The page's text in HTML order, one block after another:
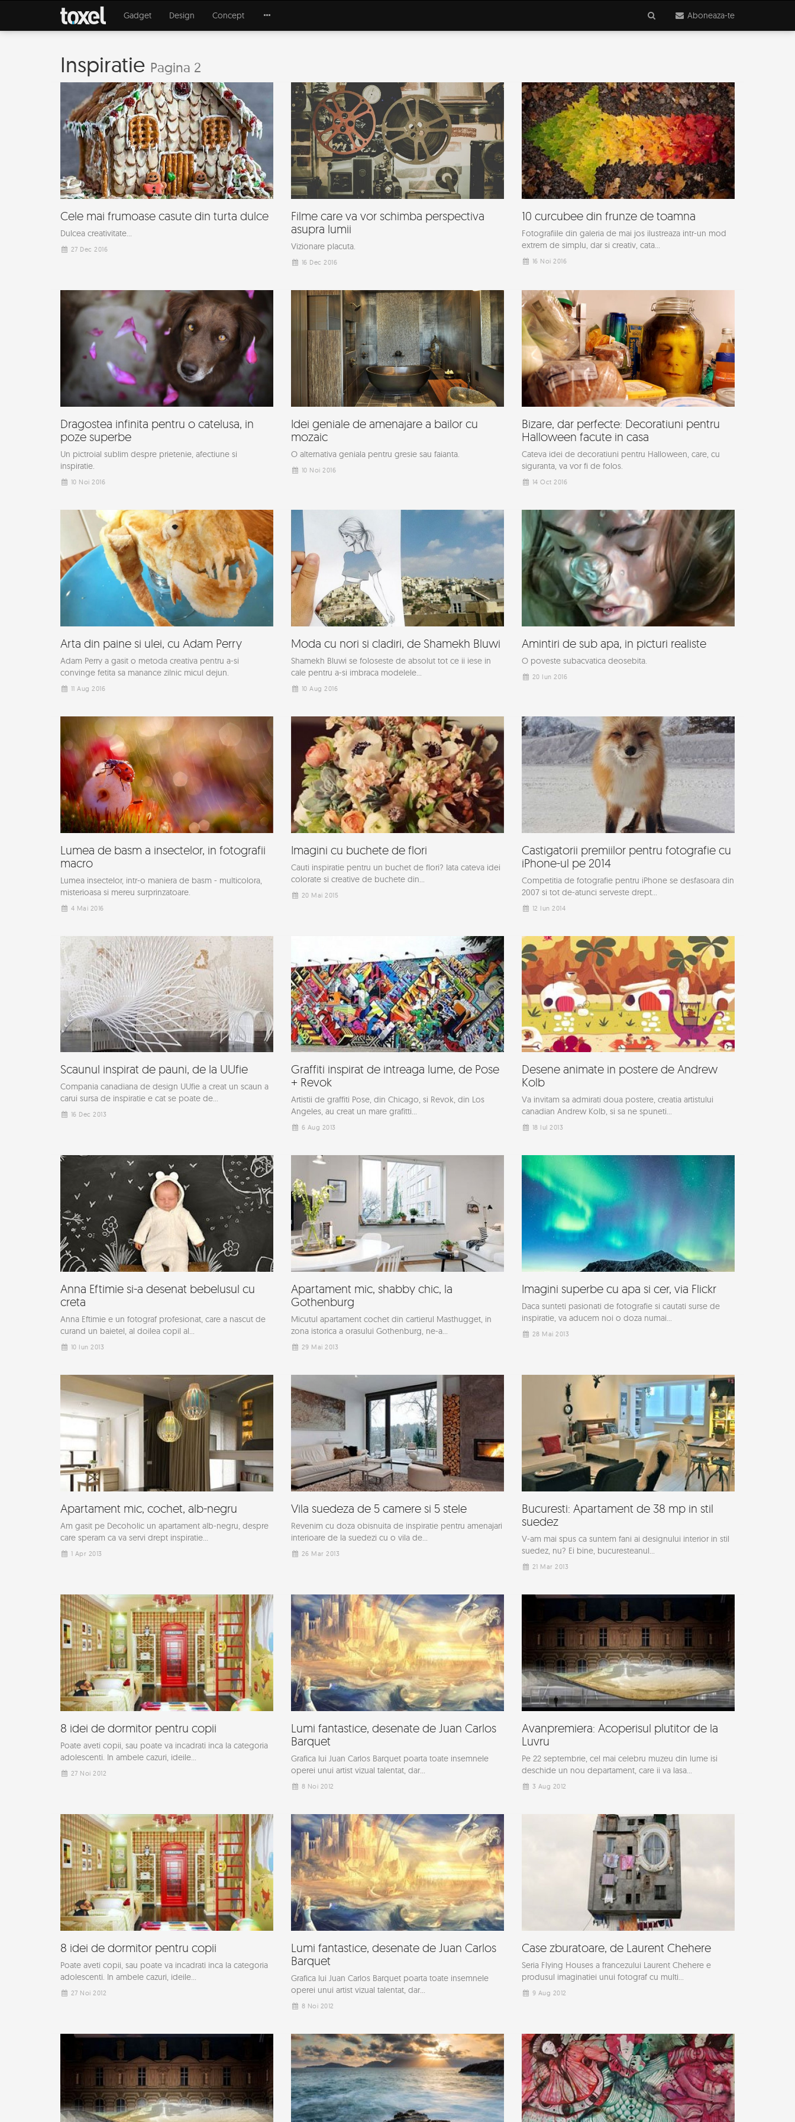
Aboneaza-te
Gadget Design Concept
Inspiratie Pagina 2
Cele mai frumoase casute din turta dulce
Dulcea creativitate...
27 Dec 2016
Filme care va vor schimba perspectiva
asupra lumii
Vizionare placuta.
16 Dec 2016
10 curcubee din frunze de toamna
Fotografiile din galeria de mai jos ilustreaza intr-un mod
extrem de simplu, dar si creativ, cata...
16 Noi 2016
Dragostea infinita pentru o catelusa, in
poze superbe
Un pictroial sublim despre prietenie, afectiune si
inspiratie.
10 Noi 2016
Idei geniale de amenajare a bailor cu
mozaic
O alternativa geniala pentru gresie sau faianta.
10 Noi 2016
Bizare, dar perfecte: Decoratiuni pentru
Halloween facute in casa
Cateva idei de decoratiuni pentru Halloween, care, cu
siguranta, va vor fi de folos.
14 Oct 2016
Arta din paine si ulei, cu Adam Perry
Adam Perry a gasit o metoda creativa pentru a-si
convinge fetita sa manance zilnic micul dejun.
11 Aug 2016
Moda cu nori si cladiri, de Shamekh Bluwi
Shamekh Bluwi se foloseste de absolut tot ce ii iese in
cale pentru a-si imbraca modelele...
10 Aug 2016
Amintiri de sub apa, in picturi realiste
O poveste subacvatica deosebita.
20 Iun 2016
Lumea de basm a insectelor, in fotografii
macro
Lumea insectelor, intr-o maniera de basm - multicolora,
misterioasa si mereu surprinzatoare.
4 Mai 2016
Imagini cu buchete de flori
Cauti inspiratie pentru un buchet de flori? Iata cateva idei
colorate si creative de buchete din...
20 Mai 2015
Castigatorii premiilor pentru fotografie cu
iPhone-ul pe 2014
Competitia de fotografie pentru iPhone se desfasoara din
2007 si tot de-atunci serveste drept...
12 Iun 2014
Scaunul inspirat de pauni, de la UUfie
Compania canadiana de design UUfie a creat un scaun a
carui sursa de inspiratie e cat se poate de...
16 Dec 2013
Graffiti inspirat de intreaga lume, de Pose
+ Revok
Artistii de graffiti Pose, din Chicago, si Revok, din Los
Angeles, au creat un mare grafitti...
6 Aug 2013
Desene animate in postere de Andrew
Kolb
Va invitam sa admirati doua postere, creatia artistului
canadian Andrew Kolb, si sa ne spuneti...
18 Iul 2013
Anna Eftimie si-a desenat bebelusul cu
creta
Anna Eftimie e un fotograf profesionat, care a nascut de
curand un baietel, al doilea copil al...
10 Iun 2013
Apartament mic, shabby chic, la
Gothenburg
Micutul apartament cochet din cartierul Masthugget, in
zona istorica a orasului Gothenburg, ne-a...
29 Mai 2013
Imagini superbe cu apa si cer, via Flickr
Daca sunteti pasionati de fotografie si cautati surse de
inspiratie, va aducem noi o doza numai...
28 Mai 2013
Apartament mic, cochet, alb-negru
Am gasit pe Decoholic un apartament alb-negru, despre
care speram ca va servi drept inspiratie...
1 Apr 2013
Vila suedeza de 5 camere si 5 stele
Revenim cu doza obisnuita de inspiratie pentru amenajari
interioare de la suedezi cu o vila de...
26 Mar 2013
Bucuresti: Apartament de 38 mp in stil
suedez
V-am mai spus ca suntem fani ai designului interior in stil
suedez, nu? Ei bine, bucuresteanul...
21 Mar 2013
8 idei de dormitor pentru copii
Poate aveti copii, sau poate va incadrati inca la categoria
adolescenti. In ambele cazuri, ideile...
27 Noi 2012
Lumi fantastice, desenate de Juan Carlos
Barquet
Grafica lui Juan Carlos Barquet poarta toate insemnele
operei unui artist vizual talentat, dar...
8 Noi 2012
Avanpremiera: Acoperisul plutitor de la
Luvru
Pe 22 septembrie, cel mai celebru muzeu din lume isi
deschide un nou departament, care ii va lasa...
3 Aug 2012
8 idei de dormitor pentru copii
Poate aveti copii, sau poate va incadrati inca la categoria
adolescenti. In ambele cazuri, ideile...
27 Noi 2012
Lumi fantastice, desenate de Juan Carlos
Barquet
Grafica lui Juan Carlos Barquet poarta toate insemnele
operei unui artist vizual talentat, dar...
8 Noi 2012
Case zburatoare, de Laurent Chehere
Seria Flying Houses a francezului Laurent Chehere e
produsul imaginatiei unui fotograf cu multi...
9 Aug 2012